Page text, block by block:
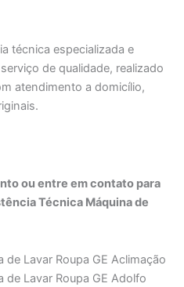
técnica especializada e
de qualidade, realizado
atendimento a domicílio,
ou entre em contato para
Técnica Máquina de
Lavar Roupa GE Aclimação
de Lavar Roupa GE Adolfo